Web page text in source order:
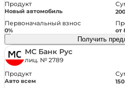
Складывающееся заднее
Тонированные стекла
Обогрев рулевого колеса
Отделка кожей рулевого
Другое
Система предупреждения о
Продукт
Новый автомобиль
Первоначальный взнос
0% от
Получить
МС Банк Рус
лиц. № 2789
Продукт
Авто всем